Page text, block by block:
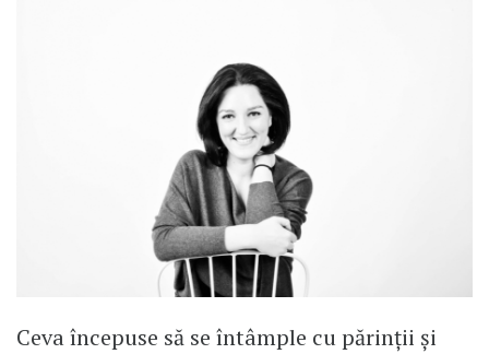
Ceva începuse să se întâmple cu părinții și